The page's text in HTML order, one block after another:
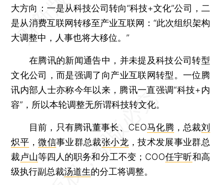
大方向：一是从科技公司转向“科技+文化”公司，二
是从消费互联网转移至产业互联网：“此次组织架构
大调整中，人事也将大移位。”
在腾讯的新闻通告中，并未提及科技公司转型
文化公司，而是强调了向产业互联网转型。一位腾
讯内部人士亦称今年以来，腾讯一直强调“科技+内
容”，所以本轮调整无所谓科技转文化。
目前，只有腾讯董事长、CEO马化腾，总裁刘
炽平 ，微信事业群总裁张小龙 ，技术发展事业群总
裁卢山等四人的职务和分工不变；COO任宇昕和高
级执行副总裁汤道生的分工将调整。